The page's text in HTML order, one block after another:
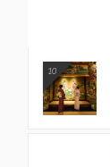
10